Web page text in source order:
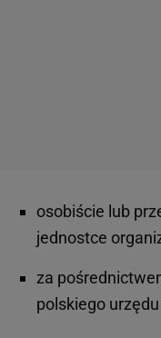
osobiście lub
jednostce
za
polskiego